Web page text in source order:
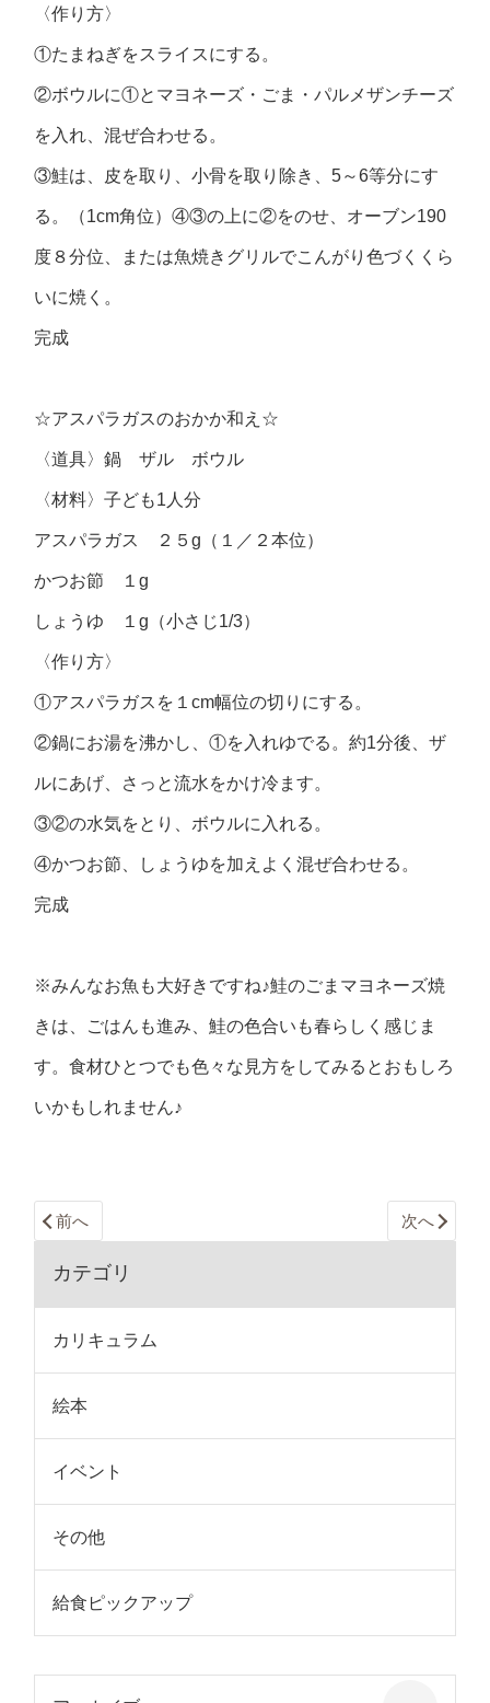
〈作り方〉
①たまねぎをスライスにする。
②ボウルに①とマヨネーズ・ごま・パルメザンチーズ
を入れ、混ぜ合わせる。
③鮭は、皮を取り、小骨を取り除き、5～6等分にす
る。（1cm角位）④③の上に②をのせ、オーブン190
度８分位、または魚焼きグリルでこんがり色づくくら
いに焼く。
完成
☆アスパラガスのおかか和え☆
〈道具〉鍋 ザル ボウル
〈材料〉子ども1人分
アスパラガス ２５g（１／２本位）
かつお節 １g
しょうゆ １g（小さじ1/3）
〈作り方〉
①アスパラガスを１cm幅位の切りにする。
②鍋にお湯を沸かし、①を入れゆでる。約1分後、ザ
ルにあげ、さっと流水をかけ冷ます。
③②の水気をとり、ボウルに入れる。
④かつお節、しょうゆを加えよく混ぜ合わせる。
完成
※みんなお魚も大好きですね♪鮭のごまマヨネーズ焼
きは、ごはんも進み、鮭の色合いも春らしく感じま
す。食材ひとつでも色々な見方をしてみるとおもしろ
いかもしれません♪
前へ 次へ
カテゴリ
カリキュラム
絵本
イベント
その他
給食ピックアップ